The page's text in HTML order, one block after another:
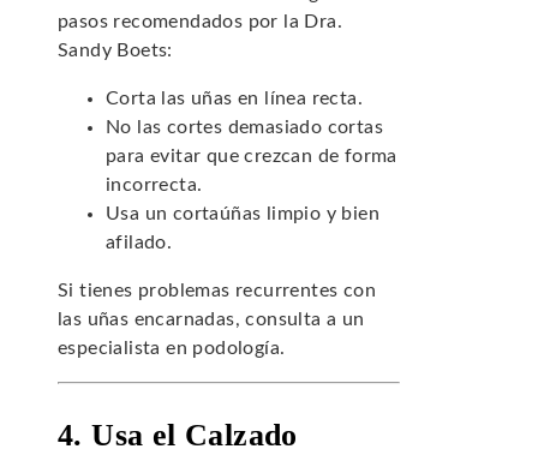
pasos recomendados por la Dra.
Sandy Boets:
Corta las uñas en línea recta.
No las cortes demasiado cortas
para evitar que crezcan de forma
incorrecta.
Usa un cortaúñas limpio y bien
afilado.
Si tienes problemas recurrentes con
las uñas encarnadas, consulta a un
especialista en podología.
4. Usa el Calzado